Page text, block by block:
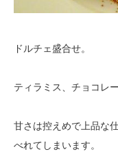
ドルチェ盛合せ。
ティラミス、チョコレ
甘さは控えめで上品な
べれてしまいます。